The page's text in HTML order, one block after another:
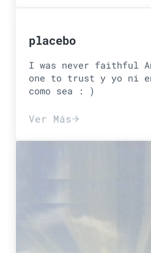
placebo
I was never faithful
one to trust y yo ni
como sea : )
Ver Másplacebo